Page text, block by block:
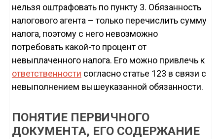
нельзя оштрафовать по пункту 3. Обязанность
налогового агента – только перечислить сумму
налога, поэтому с него невозможно
потребовать какой-то процент от
невыплаченного налога. Его можно привлечь к
ответственности согласно статье 123 в связи с
невыполнением вышеуказанной обязанности.
ПОНЯТИЕ ПЕРВИЧНОГО
ДОКУМЕНТА, ЕГО СОДЕРЖАНИЕ